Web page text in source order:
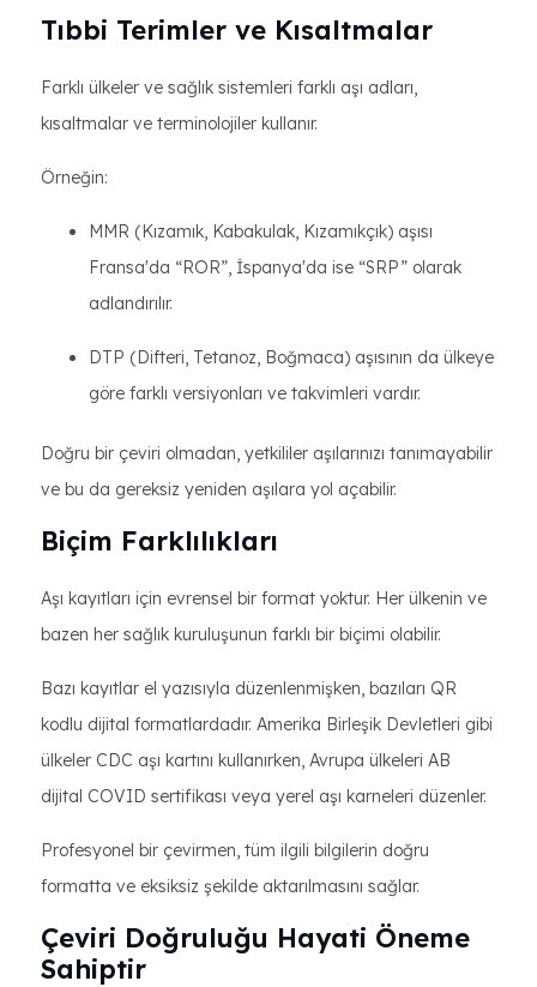
Tıbbi Terimler ve Kısaltmalar
Farklı ülkeler ve sağlık sistemleri farklı aşı adları,
kısaltmalar ve terminolojiler kullanır.
Örneğin:
MMR (Kızamık, Kabakulak, Kızamıkçık) aşısı
Fransa'da “ROR”, İspanya'da ise “SRP” olarak
adlandırılır.
DTP (Difteri, Tetanoz, Boğmaca) aşısının da ülkeye
göre farklı versiyonları ve takvimleri vardır.
Doğru bir çeviri olmadan, yetkililer aşılarınızı tanımayabilir
ve bu da gereksiz yeniden aşılara yol açabilir.
Biçim Farklılıkları
Aşı kayıtları için evrensel bir format yoktur. Her ülkenin ve
bazen her sağlık kuruluşunun farklı bir biçimi olabilir.
Bazı kayıtlar el yazısıyla düzenlenmişken, bazıları QR
kodlu dijital formatlardadır. Amerika Birleşik Devletleri gibi
ülkeler CDC aşı kartını kullanırken, Avrupa ülkeleri AB
dijital COVID sertifikası veya yerel aşı karneleri düzenler.
Profesyonel bir çevirmen, tüm ilgili bilgilerin doğru
formatta ve eksiksiz şekilde aktarılmasını sağlar.
Çeviri Doğruluğu Hayati Öneme
Sahiptir